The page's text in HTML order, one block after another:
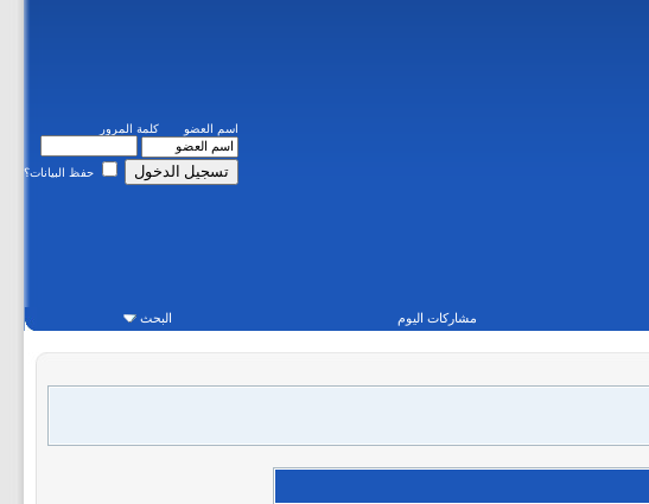
اسم العضو كلمة المرور
حفظ البيانات؟
مشاركات اليوم البحث